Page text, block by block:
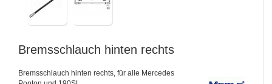
Bremsschlauch hinten rechts
Bremsschlauch hinten rechts, für alle Mercedes